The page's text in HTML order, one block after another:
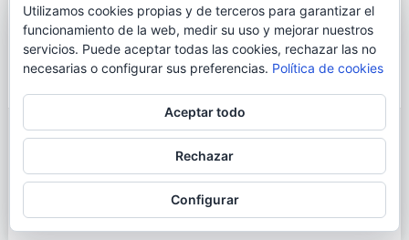
JUEGA AL
CANICÓDROMO
DIGITAL DE
OPENBANK
ING TOCA SUELO EN
LA RENTABILIDAD
DE SU CUENTA
NARANJA: 0,01% TAE
EVO BANK
PERMITIRÁ
INGRESAR DINERO
DESDE LAS OFICINAS
© 2026BLOGAHORRO.
CONTACTA CON EL AUTOR
MAPA DE LA WEB
MÁS INFORMACIÓN SOBRE LAS COOKIES
POLÍTICA DE COOKIES
Utilizamos cookies propias y de terceros para garantizar el
funcionamiento de la web, medir su uso y mejorar nuestros
servicios. Puede aceptar todas las cookies, rechazar las no
necesarias o configurar sus preferencias. Política de cookies
Aceptar todo
Rechazar
Configurar